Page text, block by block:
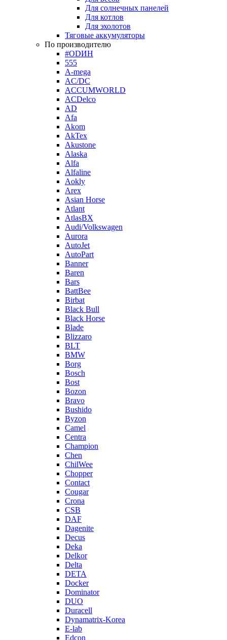
Для солнечных панелей
Для котлов
Для эхолотов
Тяговые аккумуляторы
По производителю
#ODИН
555
A-mega
AC/DC
ACCUMWORLD
ACDelco
AD
Afa
Akom
AkTex
Akustone
Alaska
Alfa
Alfaline
Aokly
Arex
Asian Horse
Atlant
AtlasBX
Audi/Volkswagen
Aurora
AutoJet
AutoPart
Banner
Baren
Bars
BattBee
Birbat
Black Bull
Black Horse
Blade
Blizzaro
BLT
BMW
Borg
Bosch
Bost
Bozon
Bravo
Bushido
Byzon
Camel
Centra
Champion
Chen
ChilWee
Chopper
Contact
Cougar
Crona
CSB
DAF
Dagenite
Decus
Deka
Delkor
Delta
DETA
Docker
Dominator
DUO
Duracell
Dynamatrix-Korea
E-lab
Edcon